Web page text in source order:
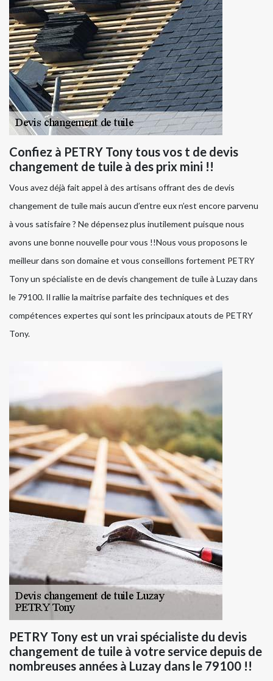
Confiez à PETRY Tony tous vos t de devis
changement de tuile à des prix mini !!
Vous avez déjà fait appel à des artisans offrant des de devis
changement de tuile mais aucun d’entre eux n’est encore parvenu
à vous satisfaire ? Ne dépensez plus inutilement puisque nous
avons une bonne nouvelle pour vous !!Nous vous proposons le
meilleur dans son domaine et vous conseillons fortement PETRY
Tony un spécialiste en de devis changement de tuile à Luzay dans
le 79100. Il rallie la maitrise parfaite des techniques et des
compétences expertes qui sont les principaux atouts de PETRY
Tony.
PETRY Tony est un vrai spécialiste du devis
changement de tuile à votre service depuis de
nombreuses années à Luzay dans le 79100 !!